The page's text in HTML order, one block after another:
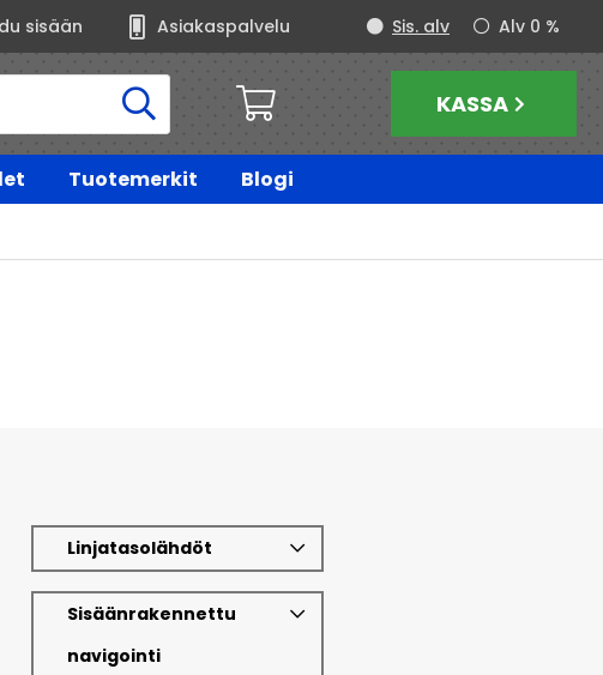
sisään Asiakaspalvelu Alv 0 %
Sis. alv
KASSA
Tuotemerkit
Blogi
Linjatasolähdöt
Sisäänrakennettu
navigointi